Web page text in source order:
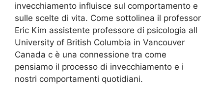
invecchiamento influisce sul comportamento e
sulle scelte di vita. Come sottolinea il professor
Eric Kim assistente professore di psicologia all
University of British Columbia in Vancouver
Canada c è una connessione tra come
pensiamo il processo di invecchiamento e i
nostri comportamenti quotidiani.